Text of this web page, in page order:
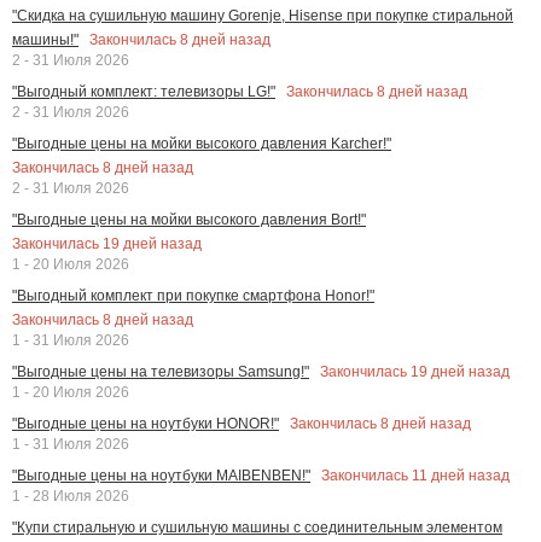
"Скидка на сушильную машину Gorenje, Hisense при покупке стиральной
машины!"
Закончилась 8 дней назад
2 - 31 Июля 2026
"Выгодный комплект: телевизоры LG!"
Закончилась 8 дней назад
2 - 31 Июля 2026
"Выгодные цены на мойки высокого давления Karcher!"
Закончилась 8 дней назад
2 - 31 Июля 2026
"Выгодные цены на мойки высокого давления Bort!"
Закончилась 19 дней назад
1 - 20 Июля 2026
"Выгодный комплект при покупке смартфона Honor!"
Закончилась 8 дней назад
1 - 31 Июля 2026
"Выгодные цены на телевизоры Samsung!"
Закончилась 19 дней назад
1 - 20 Июля 2026
"Выгодные цены на ноутбуки HONOR!"
Закончилась 8 дней назад
1 - 31 Июля 2026
"Выгодные цены на ноутбуки MAIBENBEN!"
Закончилась 11 дней назад
1 - 28 Июля 2026
"Купи стиральную и сушильную машины с соединительным элементом